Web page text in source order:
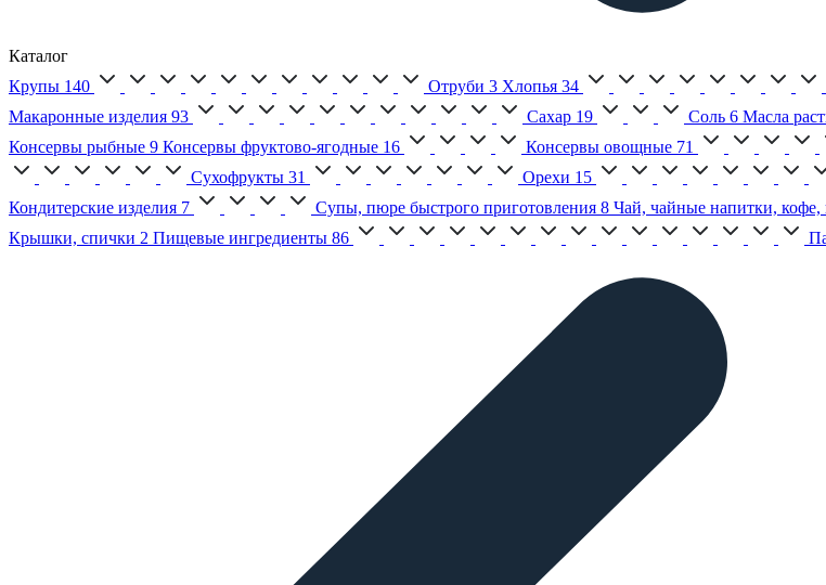
Каталог
Крупы 140 Отруби 3 Хлопья 34
Макаронные изделия 93 Сахар 19 Соль 6 Масла
Консервы рыбные 9 Консервы фруктово-ягодные 16 Консервы овощные 71
Сухофрукты 31 Орехи 15
Кондитерские изделия 7 Супы, пюре быстрого приготовления 8 Чай, чайные напитки,
Крышки, спички 2 Пищевые ингредиенты 86